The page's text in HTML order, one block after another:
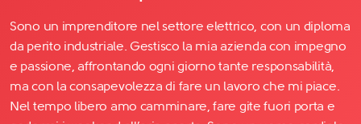
Sono un imprenditore nel settore elettrico, con un diploma
da perito industriale. Gestisco la mia azienda con impegno
e passione, affrontando ogni giorno tante responsabilità,
ma con la consapevolezza di fare un lavoro che mi piace.
Nel tempo libero amo camminare, fare gite fuori porta e